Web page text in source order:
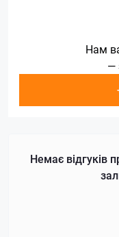
Нам
—
Немає відгуків